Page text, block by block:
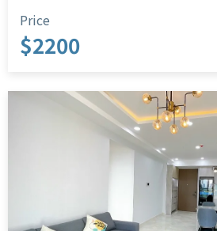
Price
$2200